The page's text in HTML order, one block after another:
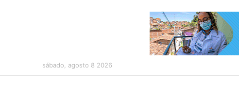
sábado, agosto 8 2026